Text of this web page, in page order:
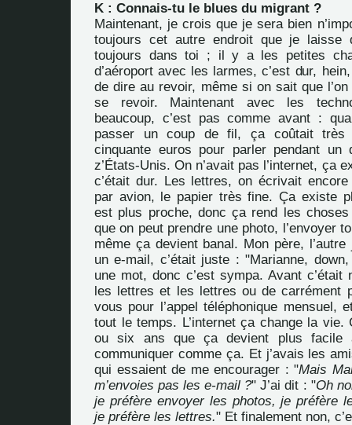
K : Connais-tu le blues du migrant ?
Maintenant, je crois que je sera bien
toujours cet autre endroit que je laisse
toujours dans toi ; il y a les petites
d’aéroport avec les larmes, c’est dur,
de dire au revoir, même si on sait que
se revoir. Maintenant avec les
beaucoup, c’est pas comme avant :
passer un coup de fil, ça coûtait très
cinquante euros pour parler pendant un
z’États-Unis. On n’avait pas l’internet, ça
c’était dur. Les lettres, on écrivait
par avion, le papier très fine. Ça existe
est plus proche, donc ça rend les
que on peut prendre une photo, l’envoyer
même ça devient banal. Mon père, l’autre
un e-mail, c’était juste : "Marianne,
une mot, donc c’est sympa. Avant c’était
les lettres et les lettres ou de carrément
vous pour l’appel téléphonique mensuel,
tout le temps. L’internet ça change la vie.
ou six ans que ça devient plus facile
communiquer comme ça. Et j’avais les
qui essaient de me encourager : "Mais
m’envoies pas les e-mail ?" J’ai dit : "Oh
je préfère envoyer les photos, je préfère
je préfère les lettres." Et finalement non,